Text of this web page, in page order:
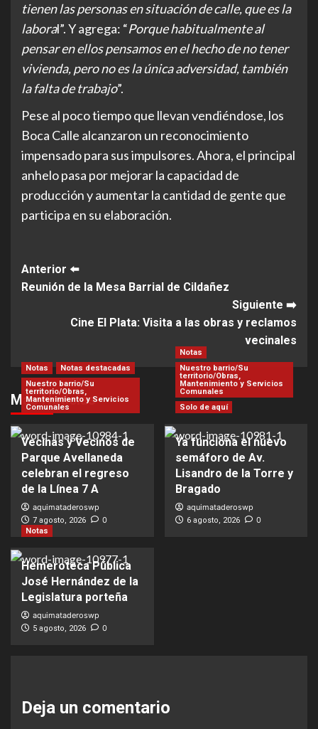
tienen las personas en situación de calle, que es la
laboral”. Y agrega: “Porque habitualmente al
pensar en ellos pensamos en el hecho de no tener
vivienda, pero no es la única adversidad, también
la falta de trabajo”.
Pese al poco tiempo que llevan vendiéndose, los
Boca Calle alcanzaron un reconocimiento
impensado para sus impulsores. Ahora, el principal
anhelo pasa por mejorar la capacidad de
producción y aumentar la cantidad de gente que
participa en su elaboración.
Post
Navigation
Anterior ⬅️
Reunión de la Mesa Barrial de Cildañez
Siguiente ➡️
Cine El Plata: Visita a las obras y reclamos
vecinales
Más Noticias
Notas
Notas destacadas
Nuestro barrio/Su
territorio/Obras,
Mantenimiento y Servicios
Comunales
Vecinas y Vecinos de
Parque Avellaneda
celebran el regreso
de la Línea 7 A
aquimataderoswp
7 agosto, 2026 0
Notas
Nuestro barrio/Su
territorio/Obras,
Mantenimiento y Servicios
Comunales
Solo de aquí
Ya funciona el nuevo
semáforo de Av.
Lisandro de la Torre y
Bragado
aquimataderoswp
6 agosto, 2026 0
Notas
Hemeroteca Pública
José Hernández de la
Legislatura porteña
aquimataderoswp
5 agosto, 2026 0
Deja un comentario